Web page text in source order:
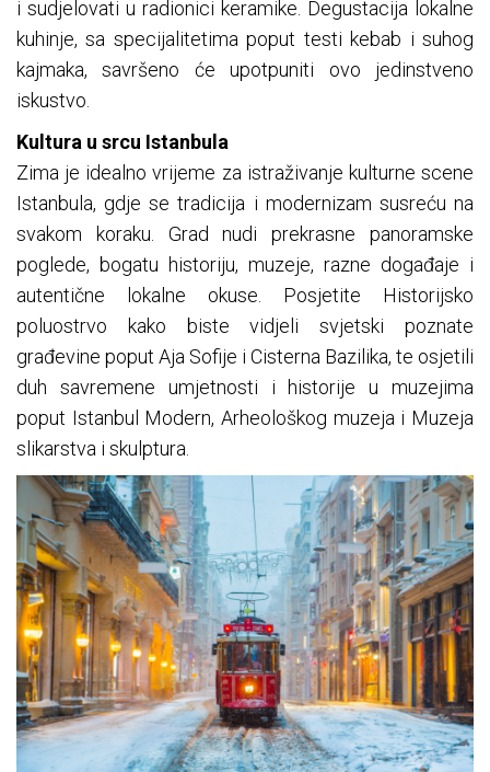
i sudjelovati u radionici keramike. Degustacija lokalne
kuhinje, sa specijalitetima poput testi kebab i suhog
kajmaka, savršeno će upotpuniti ovo jedinstveno
iskustvo.
Kultura u srcu Istanbula
Zima je idealno vrijeme za istraživanje kulturne scene
Istanbula, gdje se tradicija i modernizam susreću na
svakom koraku. Grad nudi prekrasne panoramske
poglede, bogatu historiju, muzeje, razne događaje i
autentične lokalne okuse. Posjetite Historijsko
poluostrvo kako biste vidjeli svjetski poznate
građevine poput Aja Sofije i Cisterna Bazilika, te osjetili
duh savremene umjetnosti i historije u muzejima
poput Istanbul Modern, Arheološkog muzeja i Muzeja
slikarstva i skulptura.